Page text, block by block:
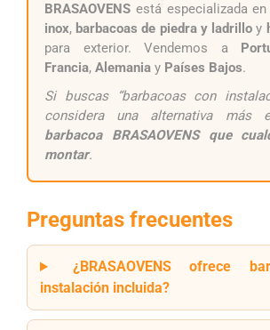
BRASAOVENS está especializada en
inox, barbacoas de piedra y ladrillo y
para exterior. Vendemos a
Francia, Alemania y Países Bajos.
Si buscas “barbacoas con
considera una alternativa más
barbacoa BRASAOVENS que
montar.
Preguntas frecuentes
¿BRASAOVENS ofrece
instalación incluida?